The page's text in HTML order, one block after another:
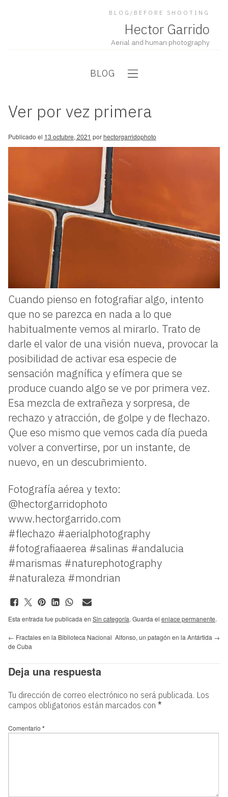
BLOG/BEFORE SHOOTING
Hector Garrido
Aerial and human photography
BLOG
Ver por vez primera
Publicado el 13 octubre, 2021 porhectorgarridophoto
Cuando pienso en fotografiar algo, intento
que no se parezca en nada a lo que
habitualmente vemos al mirarlo. Trato de
darle el valor de una visión nueva, provocar la
posibilidad de activar esa especie de
sensación magnífica y efímera que se
produce cuando algo se ve por primera vez.
Esa mezcla de extrañeza y sorpresa, de
rechazo y atracción, de golpe y de flechazo.
Que eso mismo que vemos cada día pueda
volver a convertirse, por un instante, de
nuevo, en un descubrimiento.
Fotografía aérea y texto:
@hectorgarridophoto
www.hectorgarrido.com
#flechazo #aerialphotography
#fotografiaaerea #salinas #andalucia
#marismas #naturephotography
#naturaleza #mondrian
Esta entrada fue publicada en Sin categoría. Guarda el enlace permanente.
← Fractales en la Biblioteca Nacional
de Cuba
Alfonso, un patagón en la Antártida →
Deja una respuesta
Tu dirección de correo electrónico no será publicada. Los
campos obligatorios están marcados con *
Comentario *